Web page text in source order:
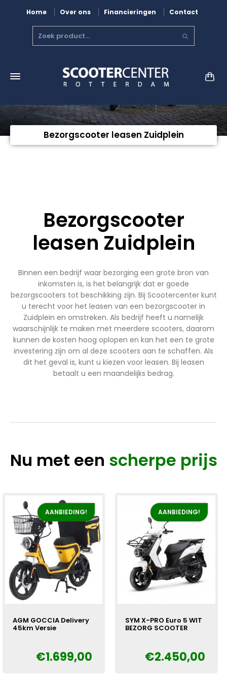
Home Over ons Financieringen Contact
Bezorgscooter leasen Zuidplein
Bezorgscooter
leasen Zuidplein
Binnen een bedrijf waar bezorging een grote bron van
inkomsten is, is het belangrijk dat er goede
bezorgscooters tot beschikking zijn. Bij Scootercenter kunt
u terecht voor het leasen van een bezorgscooter in
Zuidplein en omstreken. Als bedrijf heeft u namelijk
waarschijnlijk te maken met meerdere scooters, daarom
kunnen de kosten hoog oplopen en kan het een te grote
investering zijn om al deze scooters aan te schaffen. Als
dit het geval is, kunt u kiezen voor leasen. Bij leasen
betaalt u een maandelijks bedrag.
Nu met een scherpe prijs
AANBIEDING!
AGM GOCCIA Delivery
45km Versie
Oorspronkelijke
€1.699,00
Huidige
AANBIEDING!
SYM X-PRO Euro 5 WIT
BEZORG SCOOTER
Oorspronkelijke
€2.450,00
Huidige